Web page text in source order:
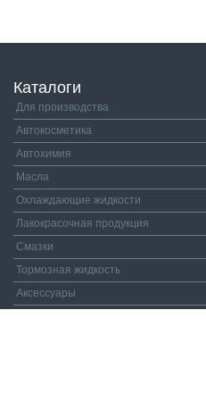
Каталоги
Для производства
Автокосметика
Автохимия
Масла
Охлаждающие жидкости
Лакокрасочная продукция
Смазки
Тормозная жидкость
Аксессуары